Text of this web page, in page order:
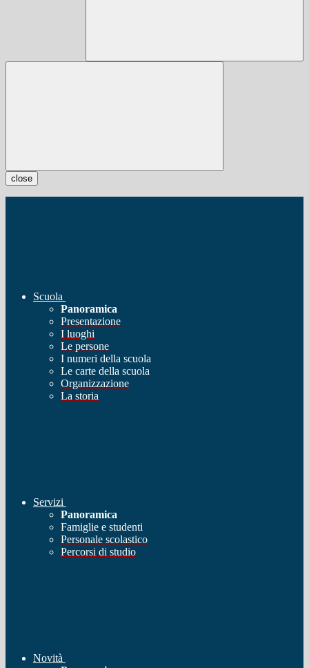
close
Scuola
Panoramica
Presentazione
I luoghi
Le persone
I numeri della scuola
Le carte della scuola
Organizzazione
La storia
Servizi
Panoramica
Famiglie e studenti
Personale scolastico
Percorsi di studio
Novità